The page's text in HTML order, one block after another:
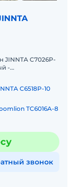
C7026P-
-
C6518P-10
TC6016A-8
звонок